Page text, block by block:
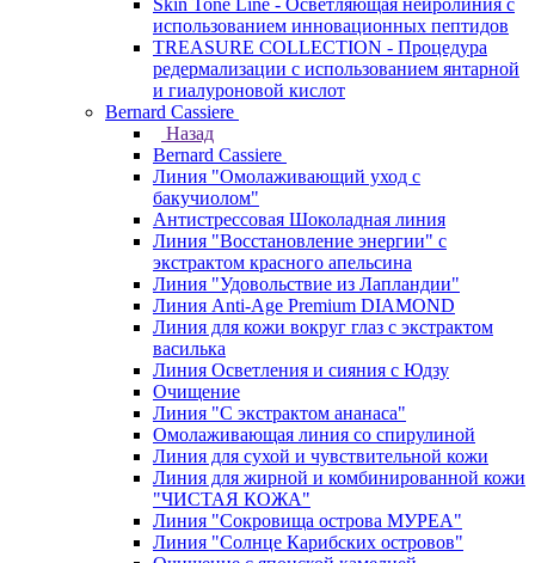
Skin Tone Line - Осветляющая нейролиния с
использованием инновационных пептидов
TREASURE COLLECTION - Процедура
редермализации с использованием янтарной
и гиалуроновой кислот
Bernard Cassiere
Назад
Bernard Cassiere
Линия "Омолаживающий уход с
бакучиолом"
Антистрессовая Шоколадная линия
Линия "Восстановление энергии" с
экстрактом красного апельсина
Линия "Удовольствие из Лапландии"
Линия Anti-Age Premium DIAMOND
Линия для кожи вокруг глаз с экстрактом
василька
Линия Осветления и сияния с Юдзу
Очищение
Линия "С экстрактом ананаса"
Омолаживающая линия со спирулиной
Линия для сухой и чувствительной кожи
Линия для жирной и комбинированной кожи
"ЧИСТАЯ КОЖА"
Линия "Сокровища острова МУРЕА"
Линия "Солнце Карибских островов"